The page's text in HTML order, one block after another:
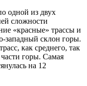
одной из двух
сложности
«красные» трассы и
западный склон горы.
как среднего, так
горы. Самая
на 12